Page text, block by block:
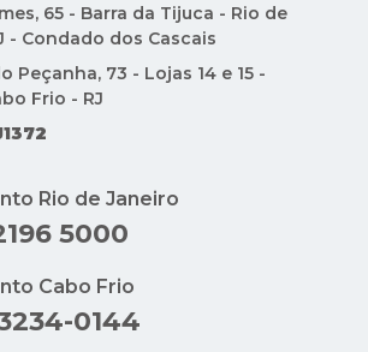
65 - Barra da Tijuca - Rio de
- Condado dos Cascais
Peçanha, 73 - Lojas 14 e 15 -
Frio - RJ
Rio de Janeiro
5000
Cabo Frio
0144